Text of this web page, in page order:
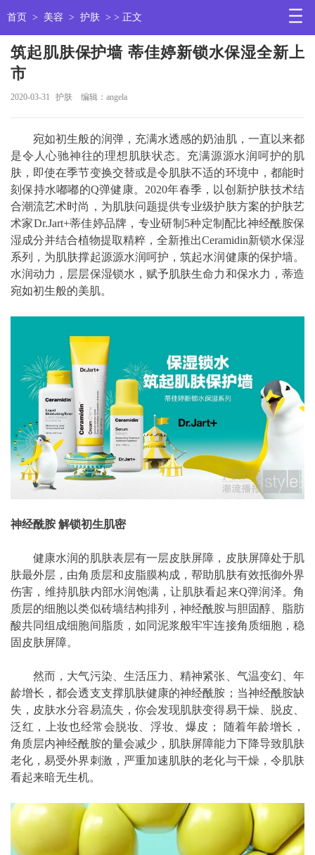
首页 > 美容 > 护肤 > > 正文
筑起肌肤保护墙 蒂佳婷新锁水保湿全新上
市
2020-03-31 护肤 编辑：angela
宛如初生般的润弹，充满水透感的奶油肌，一直以来都
是令人心驰神往的理想肌肤状态。充满源源水润呵护的肌
肤，即使在季节变换交替或是令肌肤不适的环境中，都能时
刻保持水嘟嘟的Q弹健康。2020年春季，以创新护肤技术结
合潮流艺术时尚，为肌肤问题提供专业级护肤方案的护肤艺
术家Dr.Jart+蒂佳婷品牌，专业研制5种定制配比神经酰胺保
湿成分并结合植物提取精粹，全新推出Ceramidin新锁水保湿
系列，为肌肤撑起源源水润呵护，筑起水润健康的保护墙。
水润动力，层层保湿锁水，赋予肌肤生命力和保水力，蒂造
宛如初生般的美肌。
神经酰胺 解锁初生肌密
健康水润的肌肤表层有一层皮肤屏障，皮肤屏障处于肌
肤最外层，由角质层和皮脂膜构成，帮助肌肤有效抵御外界
伤害，维持肌肤内部水润饱满，让肌肤看起来Q弹润泽。角
质层的细胞以类似砖墙结构排列，神经酰胺与胆固醇、脂肪
酸共同组成细胞间脂质，如同泥浆般牢牢连接角质细胞，稳
固皮肤屏障。
然而，大气污染、生活压力、精神紧张、气温变幻、年
龄增长，都会透支支撑肌肤健康的神经酰胺；当神经酰胺缺
失，皮肤水分容易流失，你会发现肌肤变得易干燥、脱皮、
泛红，上妆也经常会脱妆、浮妆、爆皮； 随着年龄增长，
角质层内神经酰胺的量会减少，肌肤屏障能力下降导致肌肤
老化，易受外界刺激，严重加速肌肤的老化与干燥，令肌肤
看起来暗无生机。